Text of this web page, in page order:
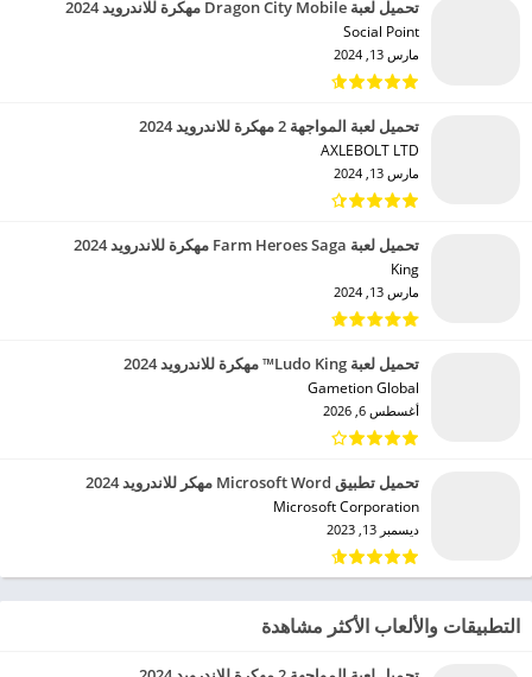
تحميل لعبة Dragon City Mobile مهكرة للاندرويد 2024
Social Point‏
مارس 13, 2024
تحميل لعبة المواجهة 2 مهكرة للاندرويد 2024
AXLEBOLT LTD‏
مارس 13, 2024
تحميل لعبة Farm Heroes Saga مهكرة للاندرويد 2024
King‏
مارس 13, 2024
تحميل لعبة Ludo King™ مهكرة للاندرويد 2024
Gametion Global‏
أغسطس 6, 2026
تحميل تطبيق Microsoft Word مهكر للاندرويد 2024
Microsoft Corporation‏
ديسمبر 13, 2023
التطبيقات والألعاب الأكثر مشاهدة